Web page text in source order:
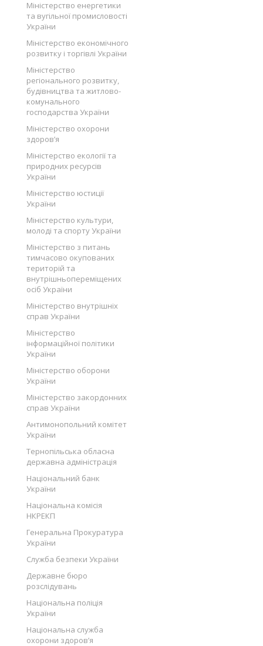
Міністерство енергетики
та вугільної промисловості
України
Міністерство економічного
розвитку і торгівлі України
Міністерство
регіонального розвитку,
будівництва та житлово-
комунального
господарства України
Міністерство охорони
здоров’я
Міністерство екології та
природних ресурсів
України
Міністерство юстиції
України
Міністерство культури,
молоді та спорту України
Міністерство з питань
тимчасово окупованих
територій та
внутрішньопереміщених
осіб України
Міністерство внутрішніх
справ України
Міністерство
інформаційної політики
України
Міністерство оборони
України
Міністерство закордонних
справ України
Антимонопольний комітет
України
Тернопільська обласна
державна адміністрація
Національний банк
України
Національна комісія
НКРЕКП
Генеральна Прокуратура
України
Служба безпеки України
Державне бюро
розслідувань
Національна поліція
України
Національна служба
охорони здоров’я